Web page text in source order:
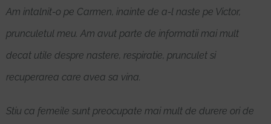
Am intalnit-o pe Carmen, inainte de a-l naste pe Victor,
prunculetul meu. Am avut parte de informatii mai mult
decat utile despre nastere, respiratie, prunculet si
recuperarea care avea sa vina.
Stiu ca femeile sunt preocupate mai mult de durere ori de